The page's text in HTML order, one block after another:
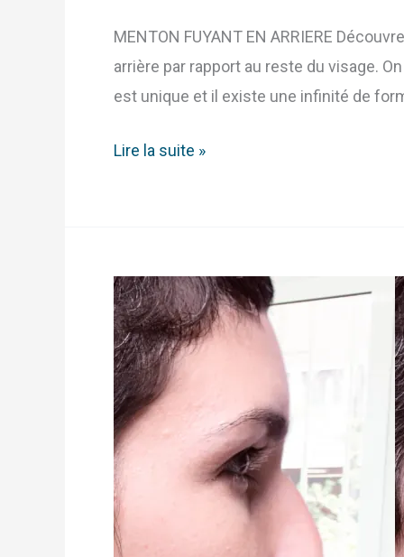
MENTON FUYANT EN ARRIERE
arrière par rapport au reste du visage.
est unique et il existe une infinité de
Lire la suite »
Rhinoplastie
sans
chirurgie
–
Injections
d’acide
hyaluronique